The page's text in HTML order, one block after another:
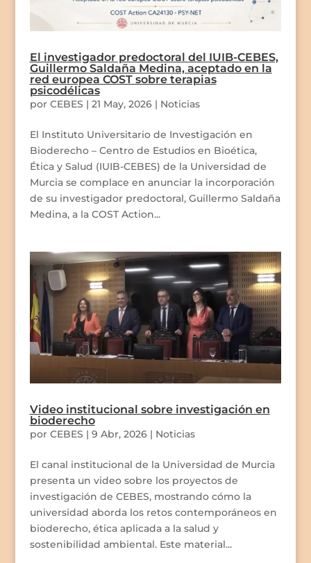
El investigador predoctoral del IUIB-CEBES,
Guillermo Saldaña Medina, aceptado en la
red europea COST sobre terapias
psicodélicas
por CEBES | 21 May, 2026| Noticias
El Instituto Universitario de Investigación en
Bioderecho – Centro de Estudios en Bioética,
Ética y Salud (IUIB-CEBES) de la Universidad de
Murcia se complace en anunciar la incorporación
de su investigador predoctoral, Guillermo Saldaña
Medina, a la COST Action...
Video institucional sobre investigación en
bioderecho
por CEBES | 9 Abr, 2026| Noticias
El canal institucional de la Universidad de Murcia
presenta un video sobre los proyectos de
investigación de CEBES, mostrando cómo la
universidad aborda los retos contemporáneos en
bioderecho, ética aplicada a la salud y
sostenibilidad ambiental. Este material...